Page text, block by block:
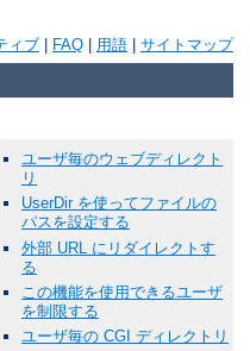
ィブ FAQ 用語 サイトマップ
ユーザ毎のウェブディレクト
リ
UserDir を使ってファイルの
パスを設定する
外部 URL にリダイレクトす
る
この機能を使用できるユーザ
を制限する
ユーザ毎の CGI ディレクトリ